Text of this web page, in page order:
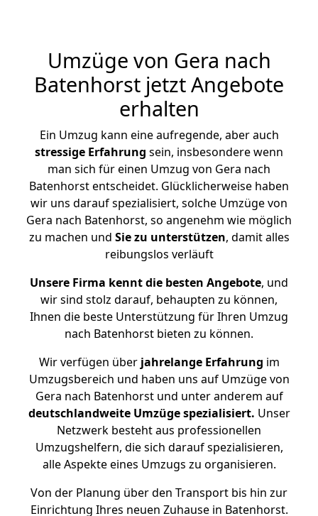
Umzüge von Gera nach
Batenhorst jetzt Angebote
erhalten
Ein Umzug kann eine aufregende, aber auch
stressige Erfahrung sein, insbesondere wenn
man sich für einen Umzug von Gera nach
Batenhorst entscheidet. Glücklicherweise haben
wir uns darauf spezialisiert, solche Umzüge von
Gera nach Batenhorst, so angenehm wie möglich
zu machen und Sie zu unterstützen, damit alles
reibungslos verläuft
Unsere Firma kennt die besten Angebote, und
wir sind stolz darauf, behaupten zu können,
Ihnen die beste Unterstützung für Ihren Umzug
nach Batenhorst bieten zu können.
Wir verfügen überjahrelange Erfahrung im
Umzugsbereich und haben uns auf Umzüge von
Gera nach Batenhorst und unter anderem auf
deutschlandweite Umzüge spezialisiert. Unser
Netzwerk besteht aus professionellen
Umzugshelfern, die sich darauf spezialisieren,
alle Aspekte eines Umzugs zu organisieren.
Von der Planung über den Transport bis hin zur
Einrichtung Ihres neuen Zuhause in Batenhorst.